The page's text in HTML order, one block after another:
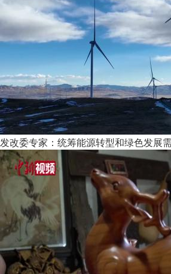
发改委专家：统筹能源转型和绿色发展